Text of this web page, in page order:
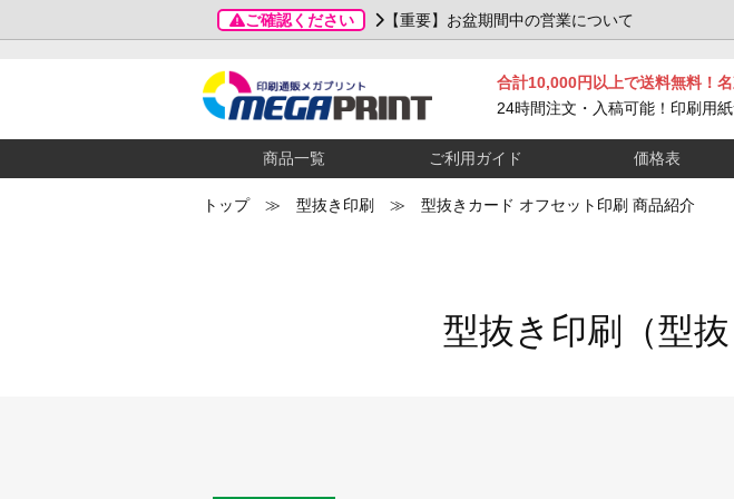
ご確認ください 【重要】お盆期間中の営業について
合計10,000円以上で送料無料！
24時間注文・入稿可能！印刷用
商品一覧 ご利用ガイド 価格表
トップ≫ 型抜き印刷 ≫ 型抜きカード オフセット印刷 商品紹介
型抜き印刷（型